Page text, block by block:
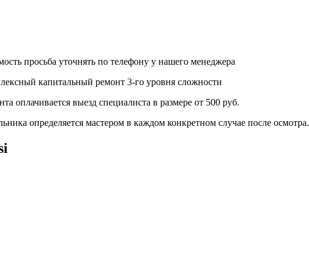
просьба уточнять по телефону у нашего менеджера
капитальный ремонт 3-го уровня сложности
оплачивается выезд специалиста в размере от 500 руб.
определяется мастером в каждом конкретном случае после осмотра.